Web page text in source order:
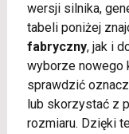
wersji silnika,
tabeli poniżej
fabryczny, jak i
wyborze nowego
sprawdzić
lub skorzystać z
rozmiaru. Dzięki